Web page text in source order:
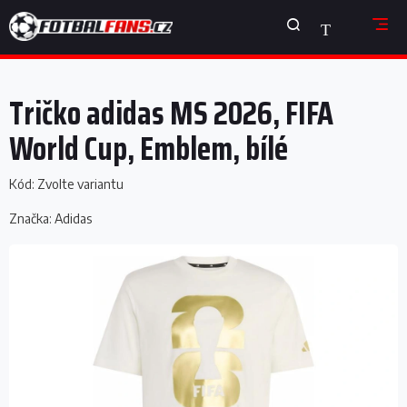
na
obsah
NÁKUPNÍ
KOŠÍK
Tričko adidas MS 2026, FIFA
World Cup, Emblem, bílé
Kód: Zvolte variantu
Značka: Adidas